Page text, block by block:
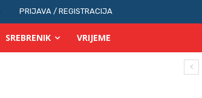
PRIJAVA / REGISTRACIJA
SREBRENIK VRIJEME